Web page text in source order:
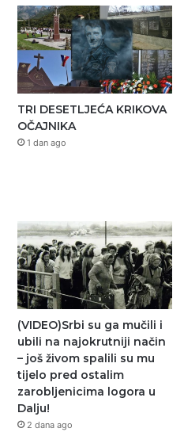
TRI DESETLJEĆA KRIKOVA
OČAJNIKA
1 dan ago
(VIDEO)Srbi su ga mučili i
ubili na najokrutniji način
– još živom spalili su mu
tijelo pred ostalim
zarobljenicima logora u
Dalju!
2 dana ago